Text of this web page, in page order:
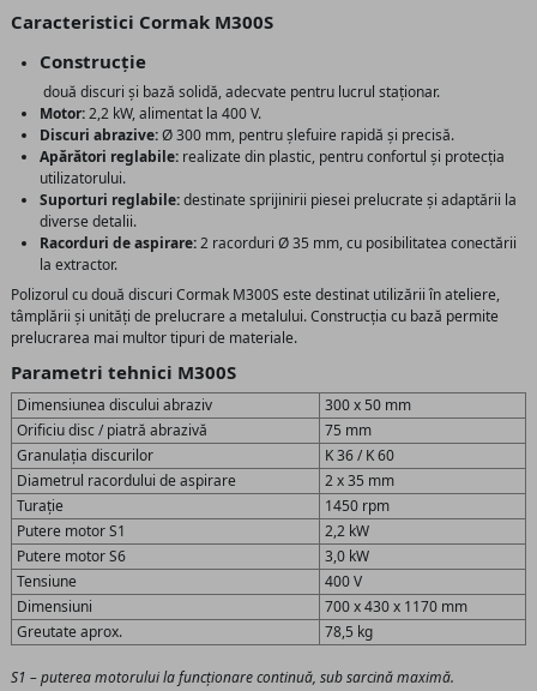
Caracteristici Cormak M300S
Construcție
două discuri și bază solidă, adecvate pentru lucrul staționar.
Motor:2,2 kW, alimentat la 400 V.
Discuri abrazive:Ø 300 mm, pentru șlefuire rapidă și precisă.
Apărători reglabile: realizate din plastic, pentru confortul și protecția
utilizatorului.
Suporturi reglabile:destinate sprijinirii piesei prelucrate și adaptării la
diverse detalii.
Racorduri de aspirare:2 racorduri Ø 35 mm, cu posibilitatea conectării
la extractor.
Polizorul cu două discuri Cormak M300S este destinat utilizării în ateliere,
tâmplării și unități de prelucrare a metalului. Construcția cu bază permite
prelucrarea mai multor tipuri de materiale.
Parametri tehnici M300S
Dimensiunea discului abraziv
300 x 50 mm
Orificiu disc / piatră abrazivă
75 mm
Granulația discurilor
K 36 / K 60
Diametrul racordului de aspirare
2 x 35 mm
Turație
1450 rpm
Putere motor S1
2,2 kW
Putere motor S6
3,0 kW
Tensiune
400 V
Dimensiuni
700 x 430 x 1170 mm
Greutate aprox.
78,5 kg
S1 – puterea motorului la funcționare continuă, sub sarcină maximă.